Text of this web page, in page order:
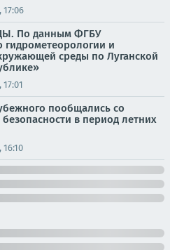
17:06
По данным ФГБУ
гидрометеорологии и
среды по Луганской
пообщались со
в период летних
16:10